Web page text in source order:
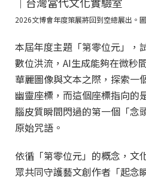
2026文博會年度策展將回到空總展出。
本屆年度主題「第零位元」，
數位洪流，AI生成能夠在微秒
華麗圖像與文本之際，探索一
幽靈座標，而這個座標指向的
腦皮質瞬間閃過的第一個「念
原始咒語。
依循「第零位元」的概念，文
眾共同守護藝文創作者「起念